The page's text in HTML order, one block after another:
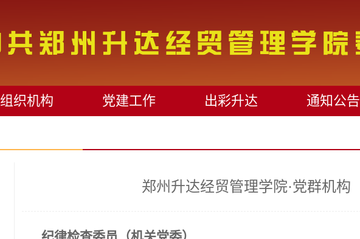
组织机构 党建工作 出彩升达 通知公告
郑州升达经贸管理学院·党群机构